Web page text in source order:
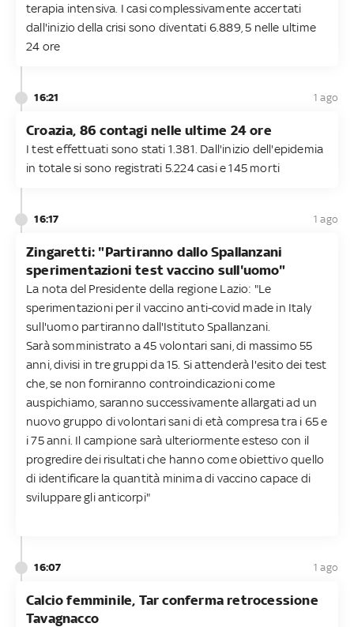
terapia intensiva. I casi complessivamente accertati
dall'inizio della crisi sono diventati 6.889, 5 nelle ultime
24 ore
16:21 1 ago
Croazia, 86 contagi nelle ultime 24 ore
I test effettuati sono stati 1.381. Dall'inizio dell'epidemia
in totale si sono registrati 5.224 casi e 145 morti
16:17 1 ago
Zingaretti: "Partiranno dallo Spallanzani
sperimentazioni test vaccino sull'uomo"
La nota del Presidente della regione Lazio: "Le
sperimentazioni per il vaccino anti-covid made in Italy
sull'uomo partiranno dall'Istituto Spallanzani.
Sarà somministrato a 45 volontari sani, di massimo 55
anni, divisi in tre gruppi da 15. Si attenderà l'esito dei test
che, se non forniranno controindicazioni come
auspichiamo, saranno successivamente allargati ad un
nuovo gruppo di volontari sani di età compresa tra i 65 e
i 75 anni. Il campione sarà ulteriormente esteso con il
progredire dei risultati che hanno come obiettivo quello
di identificare la quantità minima di vaccino capace di
sviluppare gli anticorpi"
16:07 1 ago
Calcio femminile, Tar conferma retrocessione
Tavagnacco